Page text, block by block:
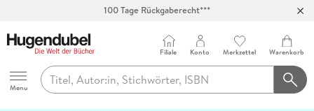
100 Tage Rückgaberecht***
Hugendubel
Menu
Filiale Konto Merkzettel Warenkorb